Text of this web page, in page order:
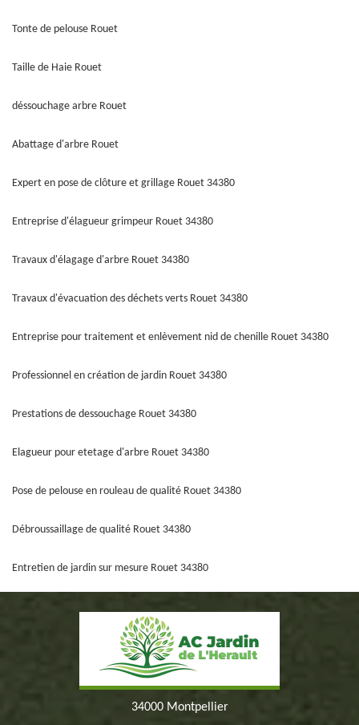
Tonte de pelouse Rouet
Taille de Haie Rouet
déssouchage arbre Rouet
Abattage d'arbre Rouet
Expert en pose de clôture et grillage Rouet 34380
Entreprise d'élagueur grimpeur Rouet 34380
Travaux d'élagage d'arbre Rouet 34380
Travaux d'évacuation des déchets verts Rouet 34380
Entreprise pour traitement et enlèvement nid de chenille Rouet 34380
Professionnel en création de jardin Rouet 34380
Prestations de dessouchage Rouet 34380
Elagueur pour etetage d'arbre Rouet 34380
Pose de pelouse en rouleau de qualité Rouet 34380
Débroussaillage de qualité Rouet 34380
Entretien de jardin sur mesure Rouet 34380
34000 Montpellier